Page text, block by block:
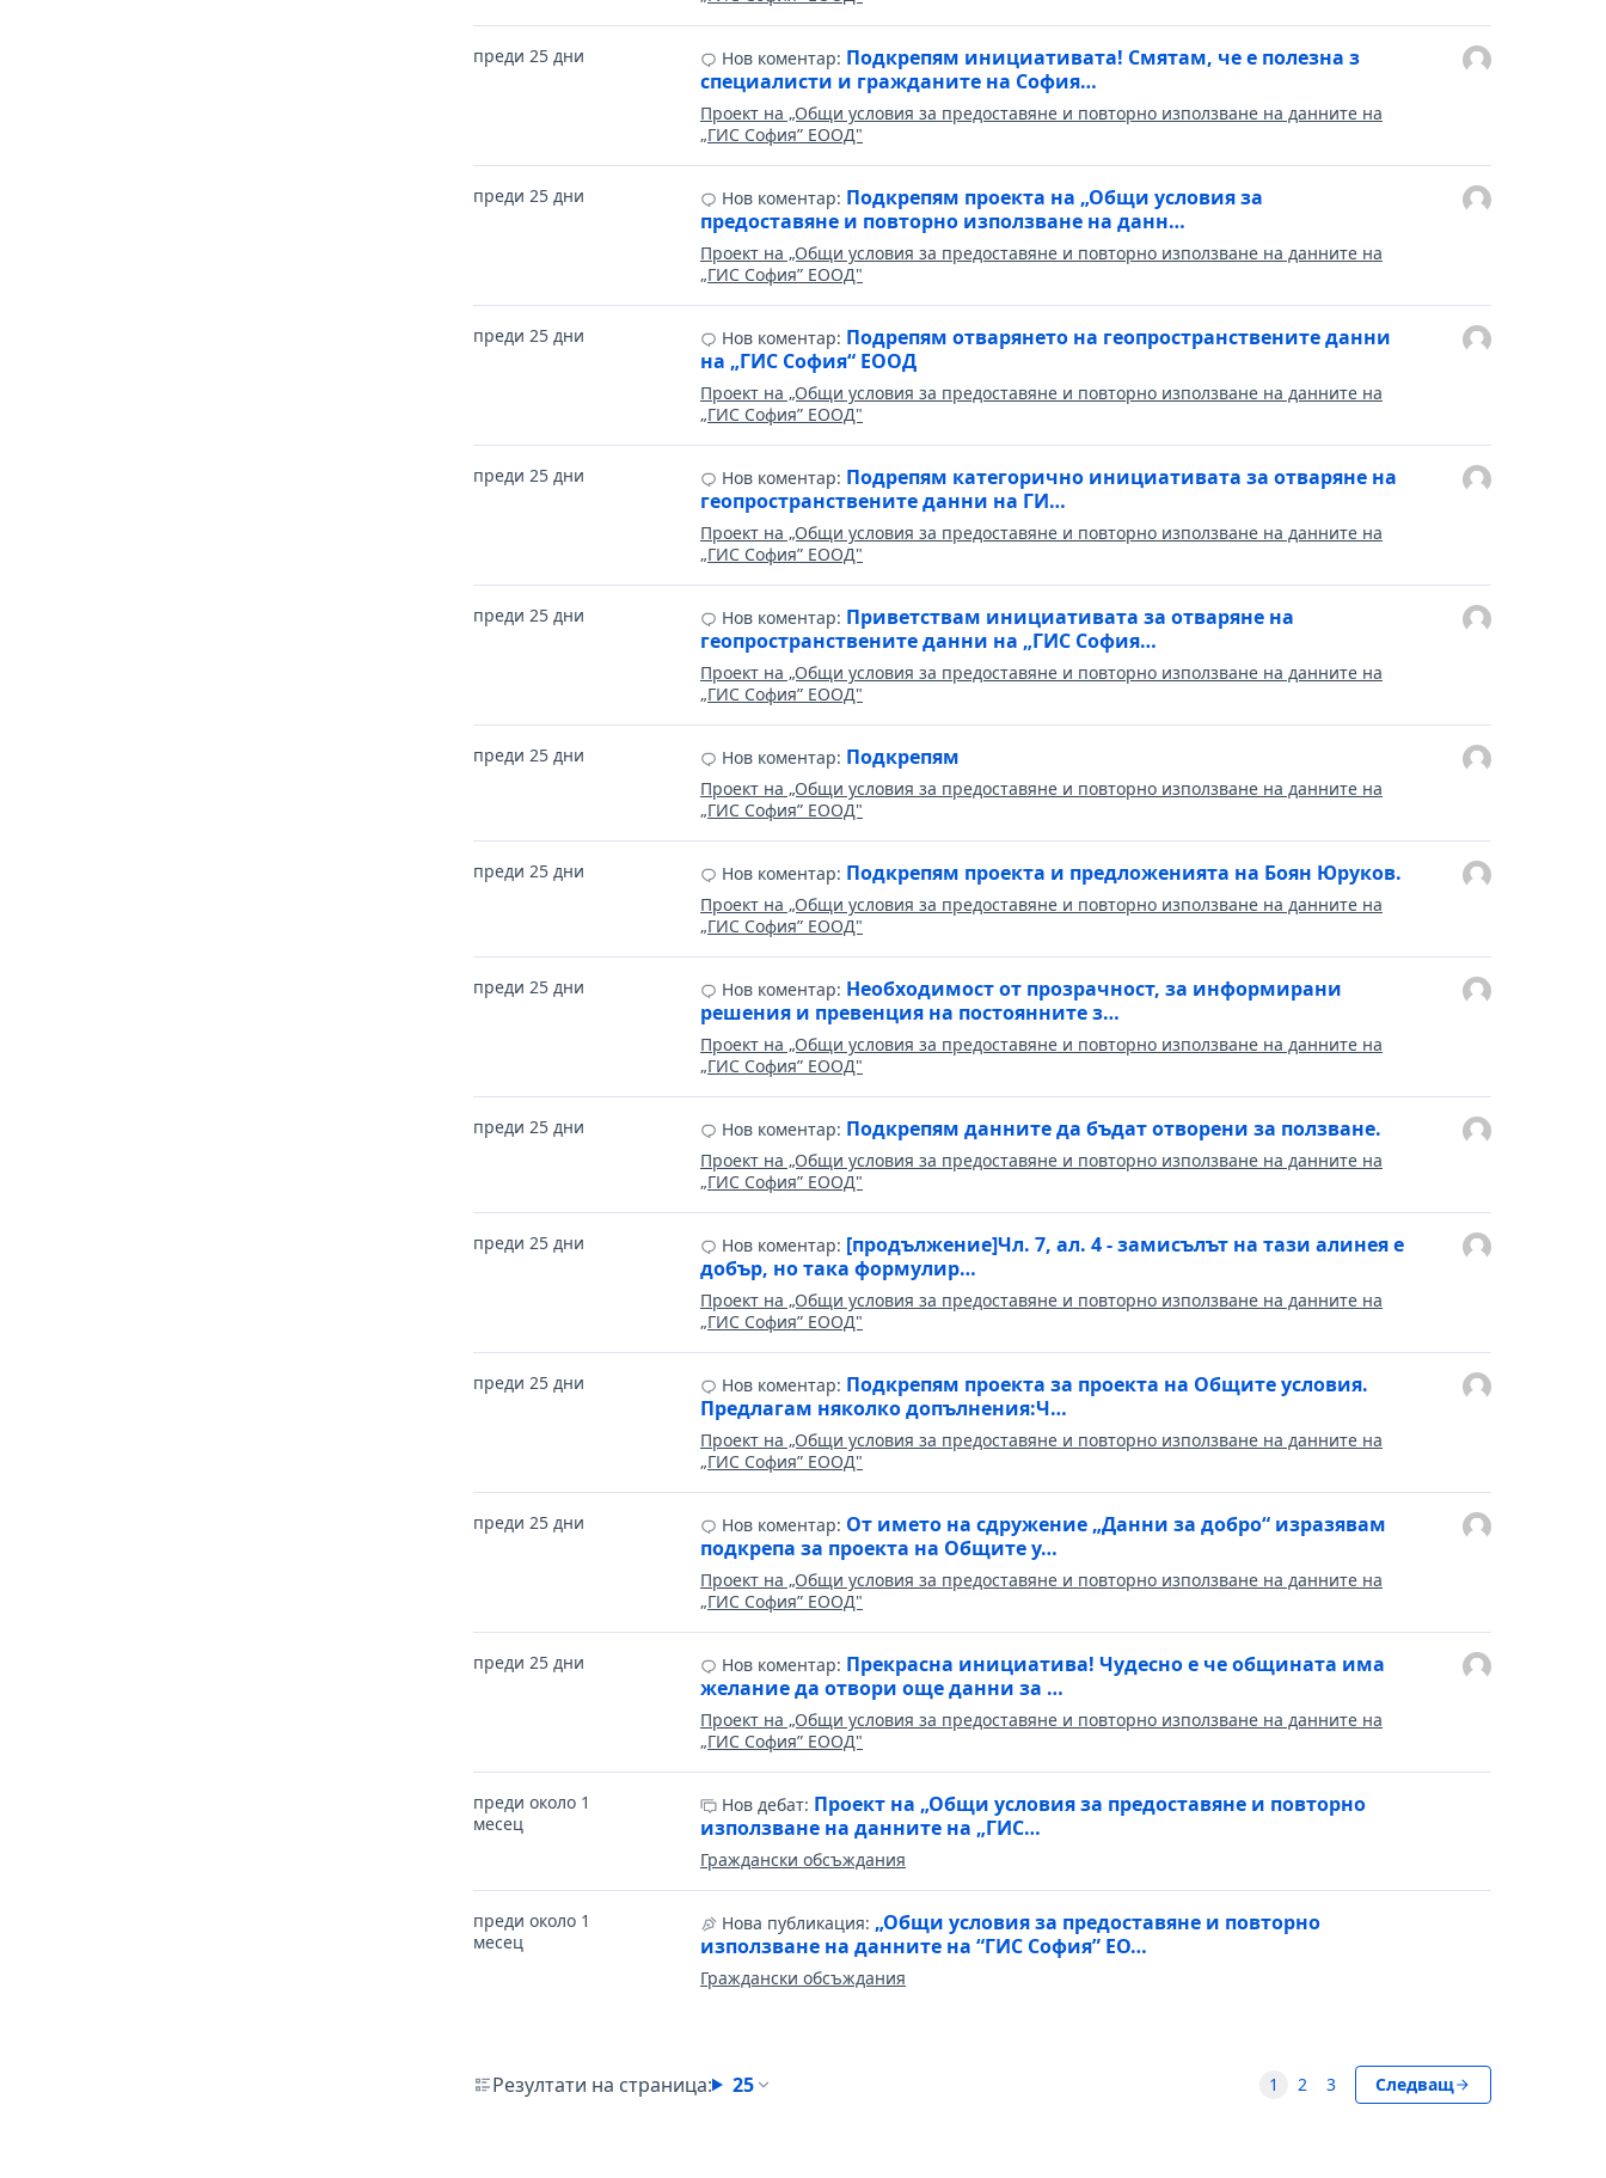
преди 25 дни Нов коментар: Подкрепям инициативата! Смятам, че е полезна з
специалисти и гражданите на София…
Проект на „Общи условия за предоставяне и повторно използване на данните на
„ГИС София” ЕООД"
преди 25 дни Нов коментар: Подкрепям проекта на „Общи условия за
предоставяне и повторно използване на данн…
Проект на „Общи условия за предоставяне и повторно използване на данните на
„ГИС София” ЕООД"
преди 25 дни Нов коментар: Подрепям отварянето на геопространствените данни
на „ГИС София“ ЕООД
Проект на „Общи условия за предоставяне и повторно използване на данните на
„ГИС София” ЕООД"
преди 25 дни Нов коментар: Подрепям категорично инициативата за отваряне на
геопространствените данни на ГИ…
Проект на „Общи условия за предоставяне и повторно използване на данните на
„ГИС София” ЕООД"
преди 25 дни Нов коментар: Приветствам инициативата за отваряне на
геопространствените данни на „ГИС София…
Проект на „Общи условия за предоставяне и повторно използване на данните на
„ГИС София” ЕООД"
преди 25 дни Нов коментар: Подкрепям
Проект на „Общи условия за предоставяне и повторно използване на данните на
„ГИС София” ЕООД"
преди 25 дни Нов коментар: Подкрепям проекта и предложенията на Боян Юруков.
Проект на „Общи условия за предоставяне и повторно използване на данните на
„ГИС София” ЕООД"
преди 25 дни Нов коментар: Необходимост от прозрачност, за информирани
решения и превенция на постоянните з…
Проект на „Общи условия за предоставяне и повторно използване на данните на
„ГИС София” ЕООД"
преди 25 дни Нов коментар: Подкрепям данните да бъдат отворени за ползване.
Проект на „Общи условия за предоставяне и повторно използване на данните на
„ГИС София” ЕООД"
преди 25 дни Нов коментар: [продължение]Чл. 7, ал. 4 - замисълът на тази алинея е
добър, но така формулир…
Проект на „Общи условия за предоставяне и повторно използване на данните на
„ГИС София” ЕООД"
преди 25 дни Нов коментар: Подкрепям проекта за проекта на Общите условия.
Предлагам няколко допълнения:Ч…
Проект на „Общи условия за предоставяне и повторно използване на данните на
„ГИС София” ЕООД"
преди 25 дни Нов коментар: От името на сдружение „Данни за добро“ изразявам
подкрепа за проекта на Общите у…
Проект на „Общи условия за предоставяне и повторно използване на данните на
„ГИС София” ЕООД"
преди 25 дни Нов коментар: Прекрасна инициатива! Чудесно е че общината има
желание да отвори още данни за …
Проект на „Общи условия за предоставяне и повторно използване на данните на
„ГИС София” ЕООД"
преди около 1
месец
Нов дебат: Проект на „Общи условия за предоставяне и повторно
използване на данните на „ГИС…
Граждански обсъждания
преди около 1
месец
Нова публикация: „Общи условия за предоставяне и повторно
използване на данните на “ГИС София” ЕО…
Граждански обсъждания
Резултати на страница: 25 1 2 3 Следващ